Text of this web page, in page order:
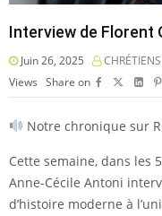
Interview de Florent
Juin 26, 2025
Views Share on
Notre chronique sur
Cette semaine, dans les
Anne-Cécile Antoni
d’histoire moderne à